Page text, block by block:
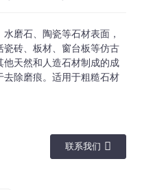
磨石、陶瓷等石材表面，
砖、板材、窗台板等仿古
天然和人造石材制成的成
除磨痕。适用于粗糙石材
联系我们